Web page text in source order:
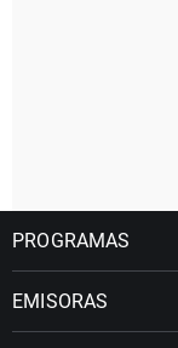
PROGRAMAS
EMISORAS